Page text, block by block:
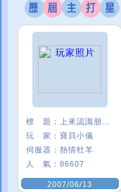
標 題：
玩 家： 寶貝小儀
伺服器： 熱情牡羊
人 氣： 86607
2007/06/13